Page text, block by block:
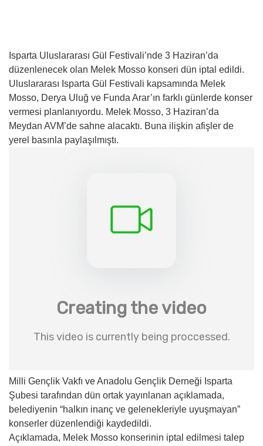
Isparta Uluslararası Gül Festivali’nde 3 Haziran’da
düzenlenecek olan Melek Mosso konseri dün iptal edildi.
Uluslararası Isparta Gül Festivali kapsamında Melek
Mosso, Derya Uluğ ve Funda Arar’ın farklı günlerde konser
vermesi planlanıyordu. Melek Mosso, 3 Haziran’da
Meydan AVM’de sahne alacaktı. Buna ilişkin afişler de
yerel basınla paylaşılmıştı.
Milli Gençlik Vakfı ve Anadolu Gençlik Derneği Isparta
Şubesi tarafından dün ortak yayınlanan açıklamada,
belediyenin “halkın inanç ve gelenekleriyle uyuşmayan”
konserler düzenlendiği kaydedildi.
Açıklamada, Melek Mosso konserinin iptal edilmesi talep